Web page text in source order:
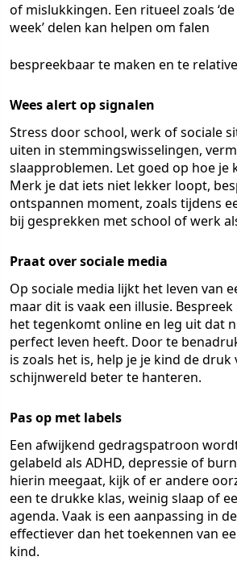
of mislukkingen. Een ritueel zoals
week’ delen kan helpen om falen
bespreekbaar te maken en te
Wees alert op signalen
Stress door school, werk of sociale
uiten in stemmingswisselingen,
slaapproblemen. Let goed op hoe je
Merk je dat iets niet lekker loopt,
ontspannen moment, zoals tijdens
bij gesprekken met school of werk
Praat over sociale media
Op sociale media lijkt het leven van
maar dit is vaak een illusie.
het tegenkomt online en leg uit dat
perfect leven heeft. Door te
is zoals het is, help je je kind de druk
schijnwereld beter te hanteren.
Pas op met labels
Een afwijkend gedragspatroon
gelabeld als ADHD, depressie of
hierin meegaat, kijk of er andere
een te drukke klas, weinig slaap of
agenda. Vaak is een aanpassing in
effectiever dan het toekennen van
kind.